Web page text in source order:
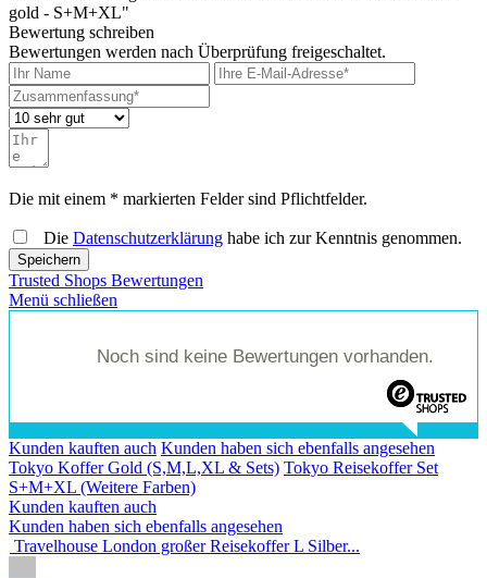
gold - S+M+XL"
Bewertung schreiben
Bewertungen werden nach Überprüfung freigeschaltet.
Die mit einem * markierten Felder sind Pflichtfelder.
Die Datenschutzerklärung habe ich zur Kenntnis genommen.
Speichern
Trusted Shops Bewertungen
Menü schließen
Noch sind keine Bewertungen vorhanden.
Kunden kauften auch Kunden haben sich ebenfalls angesehen
Tokyo Koffer Gold (S,M,L,XL & Sets) Tokyo Reisekoffer Set
S+M+XL (Weitere Farben)
Kunden kauften auch
Kunden haben sich ebenfalls angesehen
Travelhouse London großer Reisekoffer L Silber...